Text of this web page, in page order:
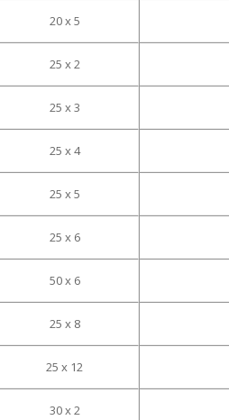
20 x 5
25 x 2
25 x 3
25 x 4
25 x 5
25 x 6
50 x 6
25 x 8
25 x 12
30 x 2